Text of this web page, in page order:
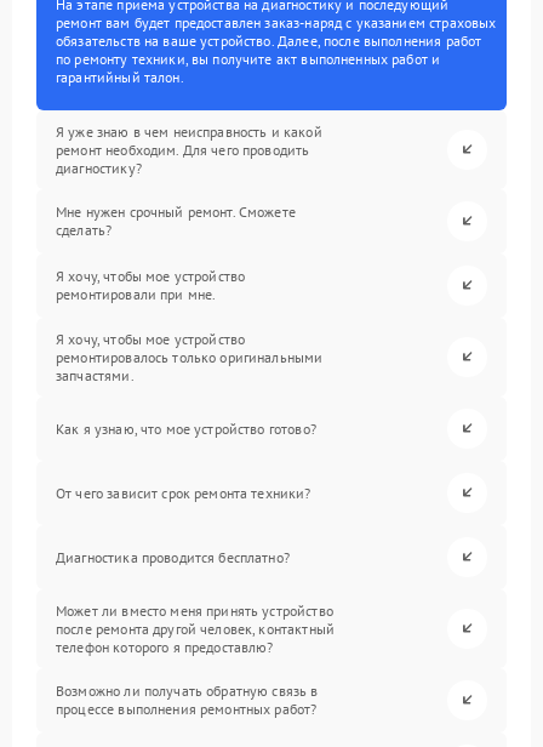
На этапе приема устройства на диагностику и последующий
ремонт вам будет предоставлен заказ-наряд с указанием страховых
обязательств на ваше устройство. Далее, после выполнения работ
по ремонту техники, вы получите акт выполненных работ и
гарантийный талон.
Я уже знаю в чем неисправность и какой
ремонт необходим. Для чего проводить
диагностику?
Мне нужен срочный ремонт. Сможете
сделать?
Я хочу, чтобы мое устройство
ремонтировали при мне.
Я хочу, чтобы мое устройство
ремонтировалось только оригинальными
запчастями.
Как я узнаю, что мое устройство готово?
От чего зависит срок ремонта техники?
Диагностика проводится бесплатно?
Может ли вместо меня принять устройство
после ремонта другой человек, контактный
телефон которого я предоставлю?
Возможно ли получать обратную связь в
процессе выполнения ремонтных работ?